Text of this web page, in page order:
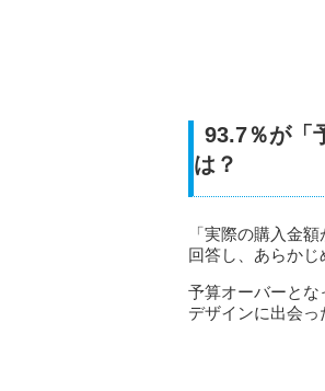
93.7％が「
は？
「実際の購入金
回答し、あらかじ
予算オーバーと
デザインに出会っ